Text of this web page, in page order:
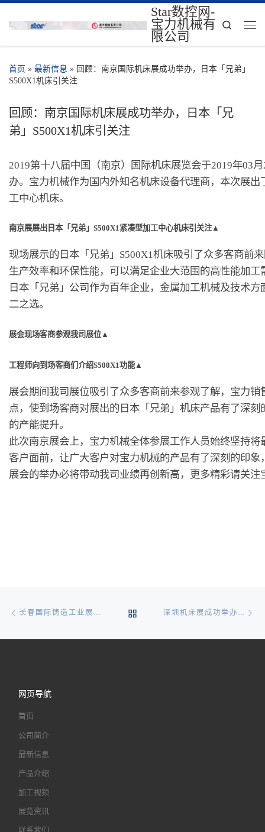
Star数控网-
宝力机械有
限公司
Search
首页 » 最新信息 » 回顾：南京国际机床展成功举办，日本「兄弟」
S500X1机床引关注
回顾：南京国际机床展成功举办，日本「兄
弟」S500X1机床引关注
2019第十八届中国（南京）国际机床展览会于2019年03
办。宝力机械作为国内外知名机床设备代理商，本次展
工中心机床。
南京展展出日本「兄弟」S500X1紧凑型加工中心机床引关注▲
现场展示的日本「兄弟」S500X1机床吸引了众多客商前
生产效率和环保性能，可以满足企业大范围的高性能加
日本「兄弟」公司作为百年企业，金属加工机械及技术
二之选。
展会现场客商参观我司展位▲
工程师向到场客商们介绍S500X1功能▲
展会期间我司展位吸引了众多客商前来参观了解，宝力
点，使到场客商对展出的日本「兄弟」机床产品有了深
的产能提升。
此次南京展会上，宝力机械全体参展工作人员始终坚持
客户面前，让广大客户对宝力机械的产品有了深刻的印
展会的举办必将带动我司业绩再创新高，更多精彩请关
长春国际铸造工业展隆重举办，宝力多款产品闪耀亮相 BACK TO POST LIST深圳机床展成功举办， 宝力实现由设备代理到自主智造商华丽转身！
网页导航
首页
公司简介
最新信息
产品介绍
加工视频
展览资讯
联系我们